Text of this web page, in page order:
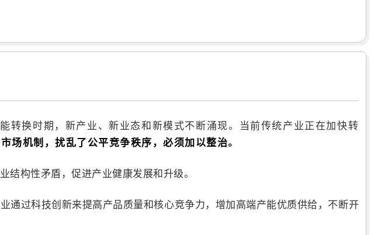
转换时期，新产业、新业态和新模式不断涌现。当前传统产业正在加快转
场机制，扰乱了公平竞争秩序，必须加以整治。
结构性矛盾，促进产业健康发展和升级。
通过科技创新来提高产品质量和核心竞争力，增加高端产能优质供给，不断开